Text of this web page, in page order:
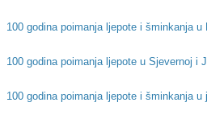
100 godina poimanja ljepote i šminkanja
100 godina poimanja ljepote u Sjevernoj i
100 godina poimanja ljepote i šminkanja